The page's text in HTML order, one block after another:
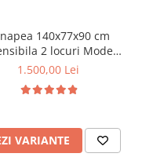
140x77x90 cm
2 locuri Model
Tapiterie Catifea Gri
1.500,00 Lei
VARIANTE